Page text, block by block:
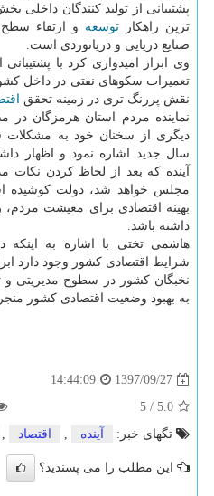
پشتیبانی از تولید كنندگان داخلی
ترین راهكار توسعه و ارتقاء
صنایع دریایی و دریانوردی است.
وی ابراز امیدواری كرد با
تعمیرات سكوهای نفتی در داخل
نقش پررنگ تری در زمینه تحقق
نماینده مردم استان هرمزگان
دیگری از سخنان خود به مشكلات
سال جدید اشاره نمود و اظهار
آینده كه بعد از لحاظ كردن نكات
مجلس خواهد شد، دولت كوشیده
بهینه اقتصادی برای معیشت
داشته باشد.
هاشمی تختی با اشاره به اینكه
شرایط اقتصادی كشور وجود دارد
نخبگان كشور در سطوح مدیریتی و
به بهبود وضعیت اقتصادی كشور
1397/09/27
14:44:09
5.0
/
5
تگهای خبر:
آینده , اقتصاد ,
این مطلب را می پسندید؟